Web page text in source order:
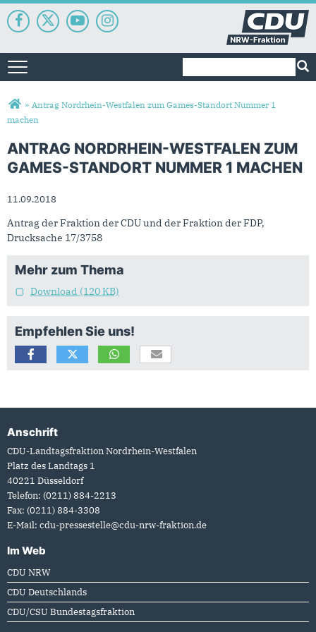
Toggle navigation
Sie sind hier
» Antrag Nordrhein-Westfalen zum Games-Standort Nummer 1
machen
ANTRAG NORDRHEIN-WESTFALEN ZUM
GAMES-STANDORT NUMMER 1 MACHEN
11.09.2018
Antrag der Fraktion der CDU und der Fraktion der FDP,
Drucksache 17/3758
Mehr zum Thema
Download (120 KB)
Empfehlen Sie uns!
Fußbereich
Anschrift
CDU-Landtagsfraktion Nordrhein-Westfalen
Platz des Landtags 1
40221 Düsseldorf
Telefon: (0211) 884-2213
Fax: (0211) 884-3308
E-Mail: cdu-pressestelle@cdu-nrw-fraktion.de
Im Web
CDU NRW
CDU Deutschlands
CDU/CSU Bundestagsfraktion